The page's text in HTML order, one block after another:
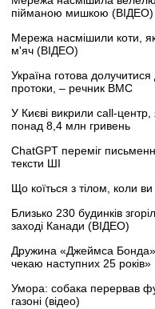
пійманою мишкою (ВІДЕО)
Мережа насмішили коти,
м'яч (ВІДЕО)
Україна готова долучитися
протоки, – речник ВМС
У Києві викрили call-центр,
понад 8,4 млн гривень
ChatGPT переміг
тексти ШІ
Що коїться з тілом, коли ви
Близько 230 будинків
заході Канади (ВІДЕО)
Дружина «Джеймса Бонда»
чекаю наступних 25 років»
Умора: собака перервав
газоні (відео)